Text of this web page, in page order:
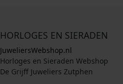
HORLOGES EN SIERADEN
JuweliersWebshop.nl
Horloges en Sieraden Webshop
De Grijff Juweliers Zutphen